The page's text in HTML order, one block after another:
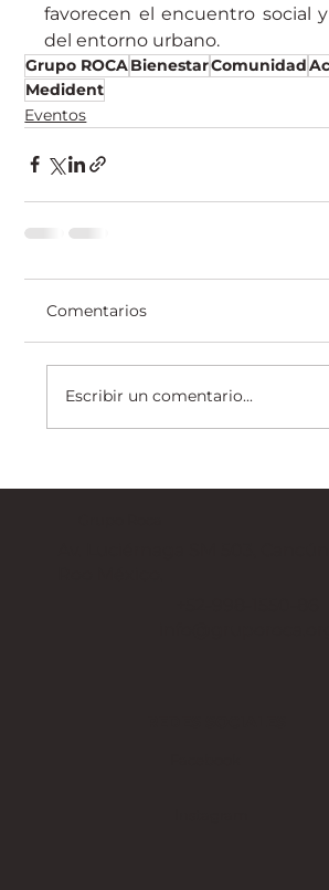
favorecen el encuentro social
del entorno urbano.
Grupo ROCABienestarComunidad
Medident
Eventos
Comentarios
Escribir un comentario...